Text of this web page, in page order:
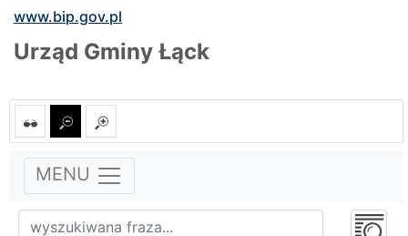
www.bip.gov.pl
Urząd Gminy Łąck
MENU